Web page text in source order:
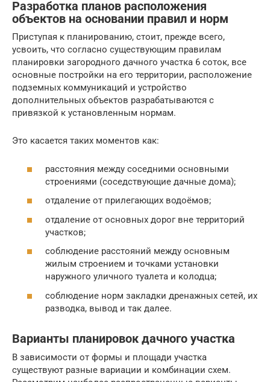
Разработка планов расположения
объектов на основании правил и норм
Приступая к планированию, стоит, прежде всего,
усвоить, что согласно существующим правилам
планировки загородного дачного участка 6 соток, все
основные постройки на его территории, расположение
подземных коммуникаций и устройство
дополнительных объектов разрабатываются с
привязкой к установленным нормам.
Это касается таких моментов как:
расстояния между соседними основными
строениями (соседствующие дачные дома);
отдаление от прилегающих водоёмов;
отдаление от основных дорог вне территорий
участков;
соблюдение расстояний между основным
жилым строением и точками установки
наружного уличного туалета и колодца;
соблюдение норм закладки дренажных сетей, их
разводка, вывод и так далее.
Варианты планировок дачного участка
В зависимости от формы и площади участка
существуют разные вариации и комбинации схем.